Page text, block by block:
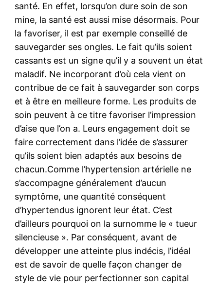
santé. En effet, lorsqu’on dure soin de son
mine, la santé est aussi mise désormais. Pour
la favoriser, il est par exemple conseillé de
sauvegarder ses ongles. Le fait qu’ils soient
cassants est un signe qu’il y a souvent un état
maladif. Ne incorporant d’où cela vient on
contribue de ce fait à sauvegarder son corps
et à être en meilleure forme. Les produits de
soin peuvent à ce titre favoriser l’impression
d’aise que l’on a. Leurs engagement doit se
faire correctement dans l’idée de s’assurer
qu’ils soient bien adaptés aux besoins de
chacun.Comme l’hypertension artérielle ne
s’accompagne généralement d’aucun
symptôme, une quantité conséquent
d’hypertendus ignorent leur état. C’est
d’ailleurs pourquoi on la surnomme le « tueur
silencieuse ». Par conséquent, avant de
développer une atteinte plus indécis, l’idéal
est de savoir de quelle façon changer de
style de vie pour perfectionner son capital